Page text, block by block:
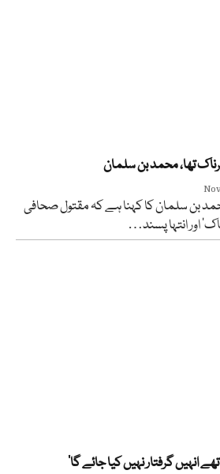
تھا، محمد بن سلمان
بن سلمان کا کہنا ہے کہ مقتول صحافی
اور انتہا پسند…
گرفتار نہیں کیا جائے گا‘